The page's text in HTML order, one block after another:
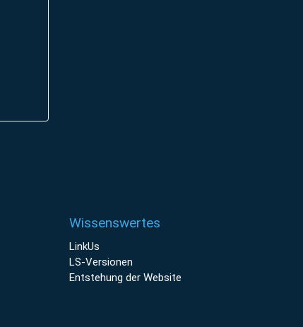
Wissenswertes
LinkUs
LS-Versionen
Entstehung der Website